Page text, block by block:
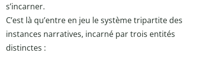
s’incarner.
C’est là qu’entre en jeu le système tripartite des
instances narratives, incarné par trois entités
distinctes :